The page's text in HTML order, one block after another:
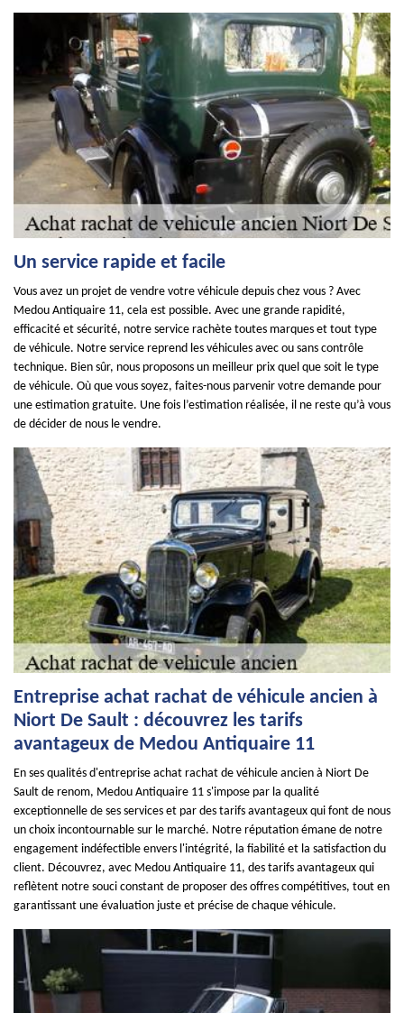
Un service rapide et facile
Vous avez un projet de vendre votre véhicule depuis chez vous ? Avec
Medou Antiquaire 11, cela est possible. Avec une grande rapidité,
efficacité et sécurité, notre service rachète toutes marques et tout type
de véhicule. Notre service reprend les véhicules avec ou sans contrôle
technique. Bien sûr, nous proposons un meilleur prix quel que soit le type
de véhicule. Où que vous soyez, faites-nous parvenir votre demande pour
une estimation gratuite. Une fois l’estimation réalisée, il ne reste qu’à vous
de décider de nous le vendre.
Entreprise achat rachat de véhicule ancien à
Niort De Sault : découvrez les tarifs
avantageux de Medou Antiquaire 11
En ses qualités d'entreprise achat rachat de véhicule ancien à Niort De
Sault de renom, Medou Antiquaire 11 s'impose par la qualité
exceptionnelle de ses services et par des tarifs avantageux qui font de nous
un choix incontournable sur le marché. Notre réputation émane de notre
engagement indéfectible envers l'intégrité, la fiabilité et la satisfaction du
client. Découvrez, avec Medou Antiquaire 11, des tarifs avantageux qui
reflètent notre souci constant de proposer des offres compétitives, tout en
garantissant une évaluation juste et précise de chaque véhicule.